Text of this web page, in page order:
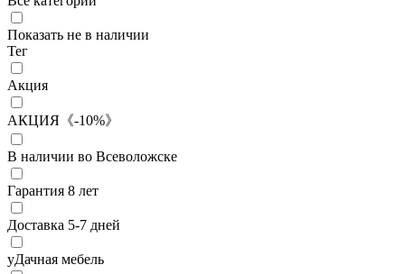
Показать не в наличии
Тег
Акция
АКЦИЯ《-10%》
В наличии во Всеволожске
Гарантия 8 лет
Доставка 5-7 дней
уДачная мебель